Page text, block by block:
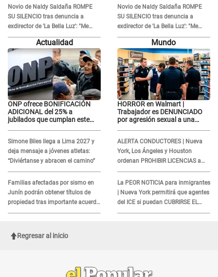
atacar a otra mujer"
Novio de Naldy Saldaña ROMPE
SU SILENCIO tras denuncia a
exdirector de 'La Bella Luz': "Me
basta con que ella esté bien"
atacar a otra mujer"
Novio de Naldy Saldaña ROMPE
SU SILENCIO tras denuncia a
exdirector de 'La Bella Luz': "Me
basta con que ella esté bien"
Actualidad
ONP ofrece BONIFICACIÓN
ADICIONAL del 25% a
jubilados que cumplan este
Simone Biles llega a Lima 2027 y
deja mensaje a jóvenes atletas:
“Diviértanse y abracen el camino”
Familias afectadas por sismo en
Junín podrán obtener títulos de
propiedad tras importante acuerdo
de Cofopri
Mundo
HORROR en Walmart |
Trabajador es DENUNCIADO
por agresión sexual a una
ALERTA CONDUCTORES | Nueva
York, Los Ángeles y Houston
ordenan PROHIBIR LICENCIAS a
quienes no presenten ESTE
DOCUMENTO
La PEOR NOTICIA para inmigrantes
| Nueva York permitirá que agentes
del ICE si puedan CUBRIRSE EL
ROSTRO
Regresar al inicio